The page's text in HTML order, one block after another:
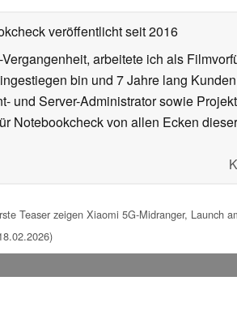
veröffentlichtseit 2016
arbeitete ich als
bin und 7 Jahre lang
und Server-Administrator sowie
Notebookcheck von allen Ecken
Teaser zeigen Xiaomi 5G-Midranger, Launch